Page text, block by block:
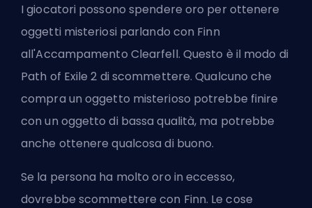
I giocatori possono spendere oro per ottenere
oggetti misteriosi parlando con Finn
all'Accampamento Clearfell. Questo è il modo di
Path of Exile 2 di scommettere. Qualcuno che
compra un oggetto misterioso potrebbe finire
con un oggetto di bassa qualità, ma potrebbe
anche ottenere qualcosa di buono.
Se la persona ha molto oro in eccesso,
dovrebbe scommettere con Finn. Le cose